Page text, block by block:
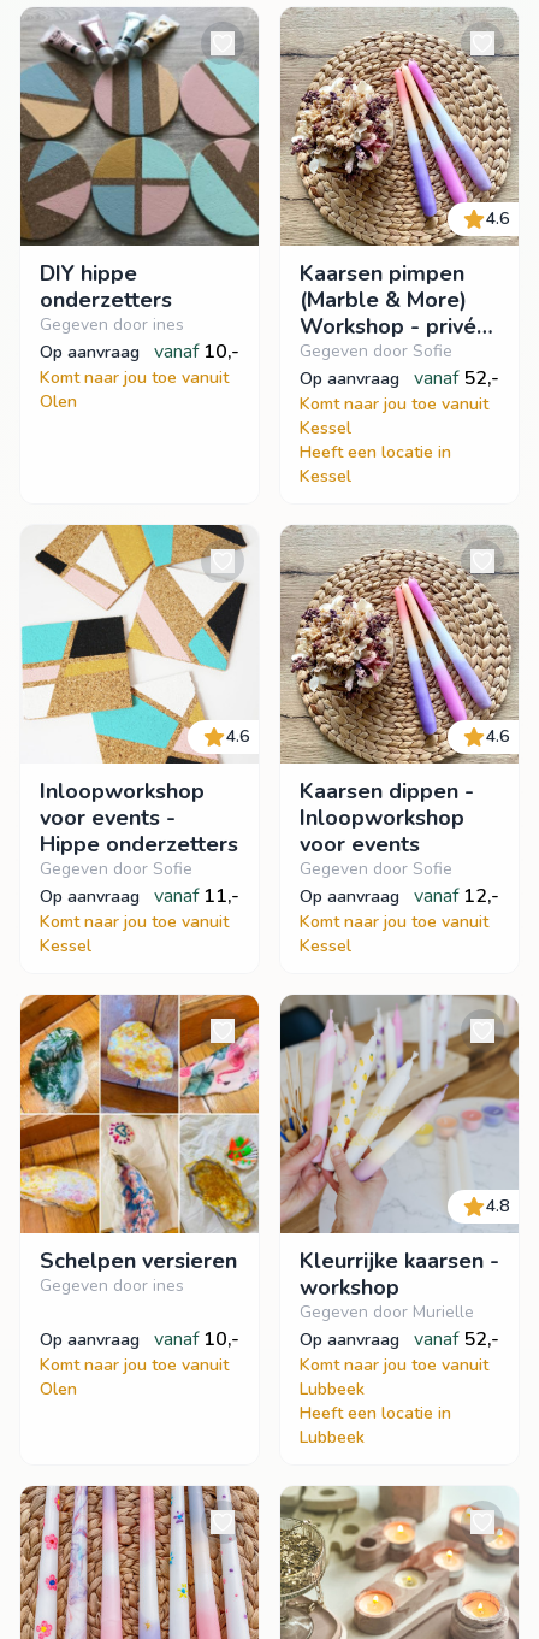
DIY hippe
onderzetters
Gegeven door ines
op aanvraag
vanaf 10,-
Komt naar jou toe vanuit
Olen
4.6
Kaarsen pimpen
(Marble & More)
Workshop - privé
groepsworkshop
Gegeven door Sofie
op aanvraag
vanaf 52,-
Komt naar jou toe vanuit
Kessel
Heeft een locatie in
Kessel
4.6
Inloopworkshop
voor events -
Hippe onderzetters
Gegeven door Sofie
op aanvraag
vanaf 11,-
Komt naar jou toe vanuit
Kessel
4.6
Kaarsen dippen -
Inloopworkshop
voor events
Gegeven door Sofie
op aanvraag
vanaf 12,-
Komt naar jou toe vanuit
Kessel
Schelpen versieren
Gegeven door ines
op aanvraag vanaf 10,-
Komt naar jou toe vanuit
Olen
4.8
Kleurrijke kaarsen -
workshop
Gegeven door Murielle
op aanvraag
vanaf 52,-
Komt naar jou toe vanuit
Lubbeek
Heeft een locatie in
Lubbeek